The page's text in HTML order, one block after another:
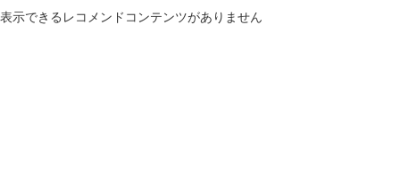
表示できるレコメンドコンテンツがありません